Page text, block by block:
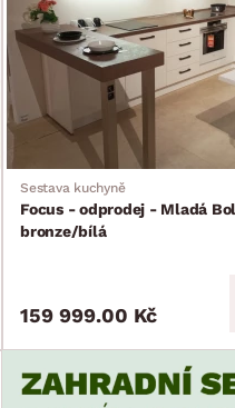
Sestava kuchyně
Focus - odprodej - Mladá
bronze/bílá
159 999.00 Kč